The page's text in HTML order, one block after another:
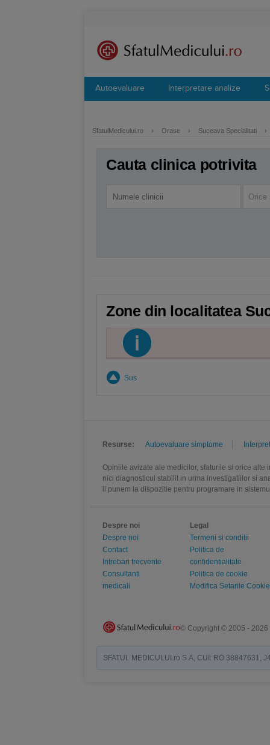
Autoevaluare Interpretare analize
SfatulMedicului.ro › Orase › Suceava Specialitati ›
Cauta clinica potrivita
Orice
Zone din localitatea
Sus
Resurse: Autoevaluare simptome
Opiniile avizate ale medicilor, sfaturile si orice
nici diagnosticul stabilit in urma investigatiilor si
ii punem la dispozitie pentru programare in
Despre noi
Despre noi
Contact
Intrebari frecvente
Consultanti
medicali
Legal
Termeni si conditii
Politica de
confidentialitate
Politica de cookie
Modifica Setarile Cookie
© Copyright © 2005 - 2026
SFATUL MEDICULUI.ro S.A, CUI: RO 38847631,